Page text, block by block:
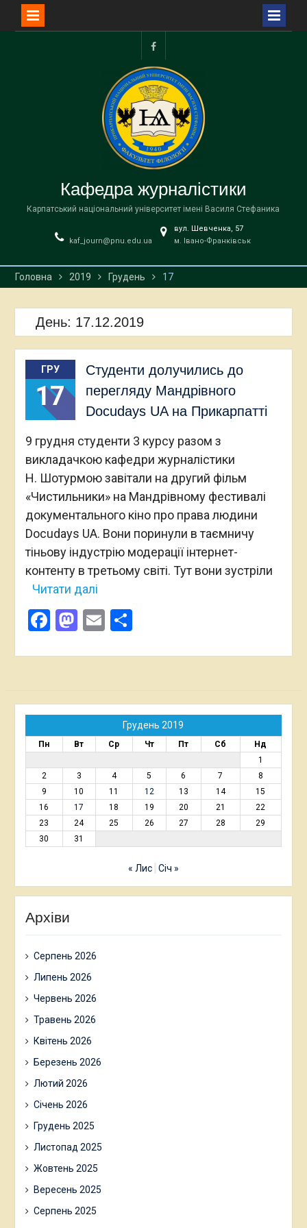
facebook
Кафедра журналістики
Карпатський національний університет імені Василя Стефаника
kaf_journ@pnu.edu.ua
вул. Шевченка, 57
м. Івано-Франківськ
Головна 2019 Грудень 17
День: 17.12.2019
ГРУ
17
Студенти долучились до
перегляду Мандрівного
Docudays UA на Прикарпатті
9 грудня студенти 3 курсу разом з
викладачкою кафедри журналістики
Н. Шотурмою завітали на другий фільм
«Чистильники» на Мандрівному фестивалі
документального кіно про права людини
Docudays UA. Вони поринули в таємничу
тіньову індустрію модерації інтернет-
контенту в третьому світі. Тут вони зустріли
Читати далі
Facebook
Mastodon
EmailПоділитися
Грудень 2019
Пн Вт Ср Чт Пт Сб
Нд
1
2
3 4 5 6 7
8
9
10 11 12 13 14
15
16
17 18 19 20 21
22
23
24 25 26 27 28
29
30
31
« Лис Січ »
Архіви
Серпень 2026
Липень 2026
Червень 2026
Травень 2026
Квітень 2026
Березень 2026
Лютий 2026
Січень 2026
Грудень 2025
Листопад 2025
Жовтень 2025
Вересень 2025
Серпень 2025